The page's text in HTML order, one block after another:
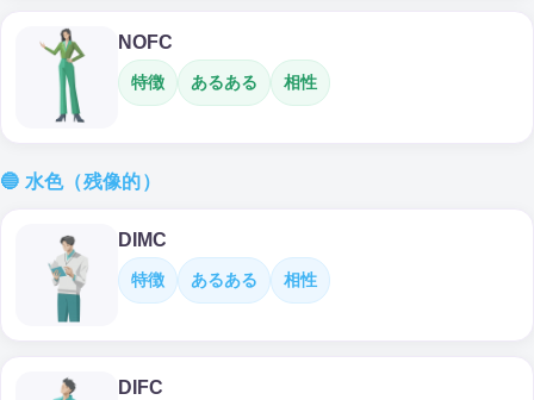
NOFC
特徴 あるある 相性
🔵 水色（残像的）
DIMC
特徴 あるある 相性
DIFC